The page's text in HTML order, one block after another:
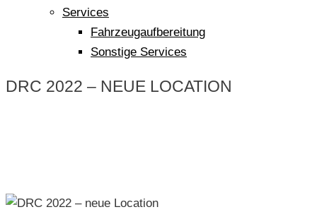
Services
Fahrzeugaufbereitung
Sonstige Services
DRC 2022 – NEUE LOCATION